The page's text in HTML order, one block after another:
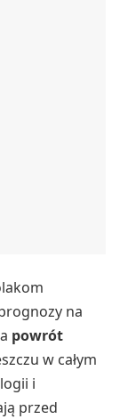
na
powrót
w całym
i
przed